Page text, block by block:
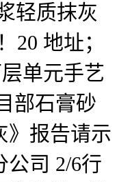
轻质抹灰
地址；
单元手艺
部石膏砂
》报告请示
司 2/6行